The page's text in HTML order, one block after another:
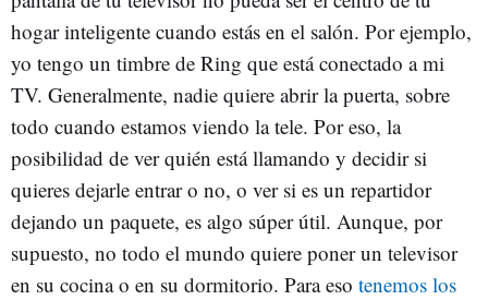
hogar inteligente cuando estás en el salón. Por ejemplo,
yo tengo un timbre de Ring que está conectado a mi
TV. Generalmente, nadie quiere abrir la puerta, sobre
todo cuando estamos viendo la tele. Por eso, la
posibilidad de ver quién está llamando y decidir si
quieres dejarle entrar o no, o ver si es un repartidor
dejando un paquete, es algo súper útil. Aunque, por
supuesto, no todo el mundo quiere poner un televisor
en su cocina o en su dormitorio. Para eso tenemos los